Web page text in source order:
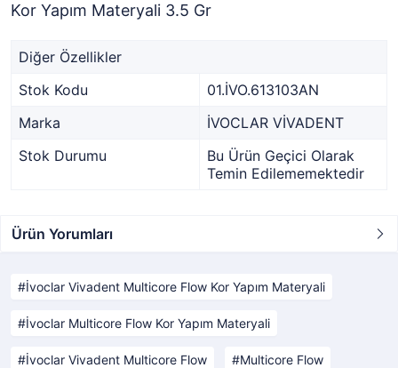
Kor Yapım Materyali 3.5 Gr
Diğer Özellikler
Stok Kodu
01.İVO.613103AN
Marka
İVOCLAR VİVADENT
Stok Durumu
Bu Ürün Geçici Olarak
Temin Edilememektedir
Ürün Yorumları
İvoclar Vivadent Multicore Flow Kor Yapım Materyali
İvoclar Multicore Flow Kor Yapım Materyali
İvoclar Vivadent Multicore Flow Multicore Flow